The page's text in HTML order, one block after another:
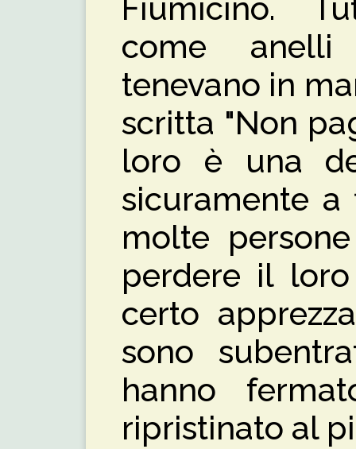
Fiumicino.
come
tenevano in
scritta "Non
loro è una
sicuramente
molte
perdere il
certo
sono
hanno
ripristinato al